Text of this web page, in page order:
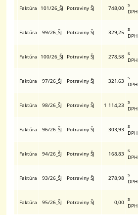
Faktúra 101/26_ŠJ Potraviny ŠJ 748,00 s
DPH
Faktúra 99/26_ŠJ Potraviny ŠJ 329,25 s
DPH
Faktúra 100/26_ŠJ Potraviny ŠJ 278,58 s
DPH
Faktúra 97/26_ŠJ Potraviny ŠJ 321,63 s
DPH
Faktúra 98/26_ŠJ Potraviny ŠJ 1 114,23 s
DPH
Faktúra 96/26_ŠJ Potraviny ŠJ 303,93 s
DPH
Faktúra 94/26_ŠJ Potraviny ŠJ 168,83 s
DPH
Faktúra 93/26_ŠJ Potraviny ŠJ 278,98 s
DPH
Faktúra 95/26_ŠJ Potraviny ŠJ 0,00 s
DPH